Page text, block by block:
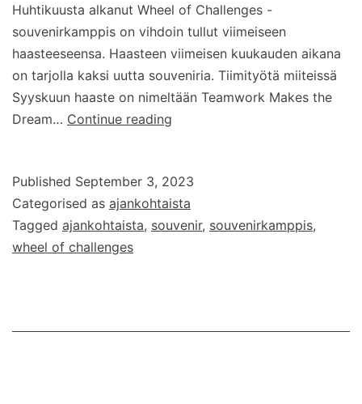
Huhtikuusta alkanut Wheel of Challenges -
souvenirkamppis on vihdoin tullut viimeiseen
haasteeseensa. Haasteen viimeisen kuukauden aikana
on tarjolla kaksi uutta souveniria. Tiimityötä miiteissä
Syyskuun haaste on nimeltään Teamwork Makes the
Dream… Continue reading
–
Syyskuun
haaste
Published September 3, 2023
Categorised as ajankohtaista
Tagged ajankohtaista, souvenir, souvenirkamppis,
wheel of challenges